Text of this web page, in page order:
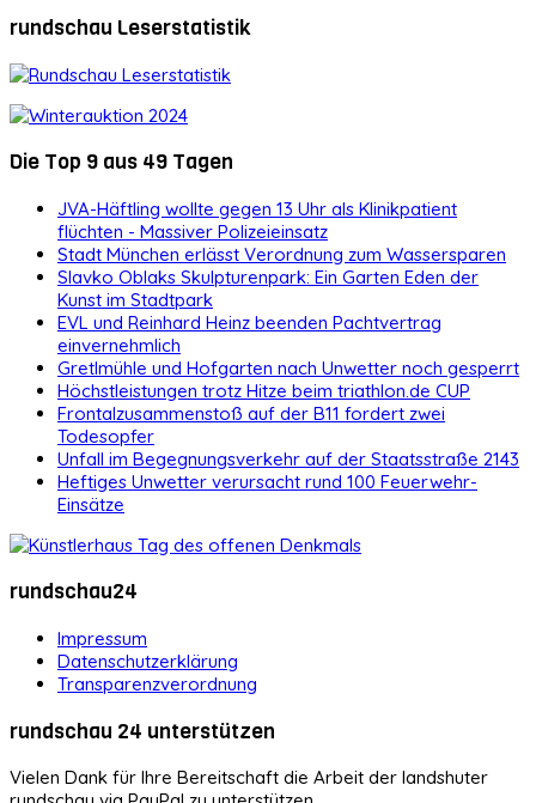
rundschau Leserstatistik
Die Top 9 aus 49 Tagen
JVA-Häftling wollte gegen 13 Uhr als Klinikpatient
flüchten - Massiver Polizeieinsatz
Stadt München erlässt Verordnung zum Wassersparen
Slavko Oblaks Skulpturenpark: Ein Garten Eden der
Kunst im Stadtpark
EVL und Reinhard Heinz beenden Pachtvertrag
einvernehmlich
Gretlmühle und Hofgarten nach Unwetter noch gesperrt
Höchstleistungen trotz Hitze beim triathlon.de CUP
Frontalzusammenstoß auf der B11 fordert zwei
Todesopfer
Unfall im Begegnungsverkehr auf der Staatsstraße 2143
Heftiges Unwetter verursacht rund 100 Feuerwehr-
Einsätze
rundschau24
Impressum
Datenschutzerklärung
Transparenzverordnung
rundschau 24 unterstützen
Vielen Dank für Ihre Bereitschaft die Arbeit der landshuter